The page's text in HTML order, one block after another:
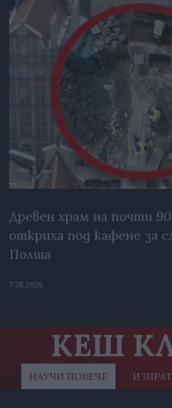
Древен храм на почти
откриха под кафене за
Полша
7.08.2026
КЕШ
НАУЧИ ПОВЕЧЕ